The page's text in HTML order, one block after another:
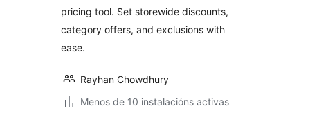
pricing tool. Set storewide discounts,
category offers, and exclusions with
ease.
Rayhan Chowdhury
Menos de 10 instalacións activas